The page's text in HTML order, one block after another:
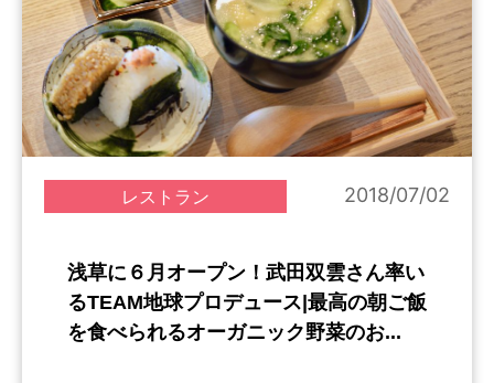
レストラン 2018/07/02
浅草に６月オープン！武田双雲さん率い
るTEAM地球プロデュース|最高の朝ご飯
を食べられるオーガニック野菜のお...